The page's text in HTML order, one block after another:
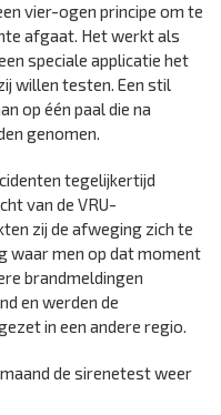
vier-ogen principe om te
afgaat. Het werkt als
speciale applicatie het
willen testen. Een stil
op één paal die na
genomen.
tegelijkertijd
van de VRU-
zij de afweging zich te
waar men op dat moment
brandmeldingen
en werden de
in een andere regio.
de sirenetest weer